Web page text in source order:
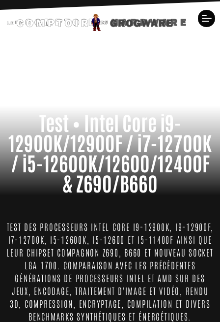
Test • Intel Core i9-
12900K/12900F / i7-12700K
/ i5-12600K/12600/12400F
& Z690/B660
TEST DES PROCESSEURS INTEL CORE I9-12900K, I9-12900F,
I7-12700K, I5-12600K, I5-12600 ET I5-11400F AINSI QUE
LEUR CHIPSET COMPAGNON Z690, B660 ET NOUVEAU SOCKET
LGA 1700. COMPARAISON AVEC LES PRÉCÉDENTES
GÉNÉRATIONS DE PROCESSEURS INTEL ET AMD SUR DES
JEUX, ENCODAGE, TRAITEMENT D'IMAGE ET VIDÉO, RENDU
3D, COMPRESSION, ENCRYPTAGE, COMPILATION ET DIVERS
BENCHMARKS SYNTHÉTIQUES ET ÉNERGÉTIQUES.